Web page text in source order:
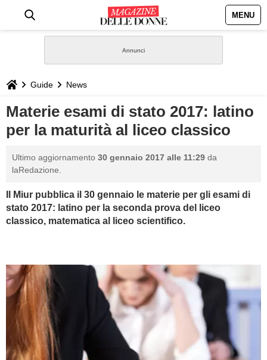
MENU
STILE
BIOGRAFIE
DEFINIZIONI
GASTRONOMIA
BAMBINO
DIETA
GUIDE
Guide News
Materie esami di stato 2017: latino
per la maturità al liceo classico
Ultimo aggiornamento 30 gennaio 2017 alle 11:29 da
laRedazione.
Il Miur pubblica il 30 gennaio le materie per gli esami di
stato 2017: latino per la seconda prova del liceo
classico, matematica al liceo scientifico.